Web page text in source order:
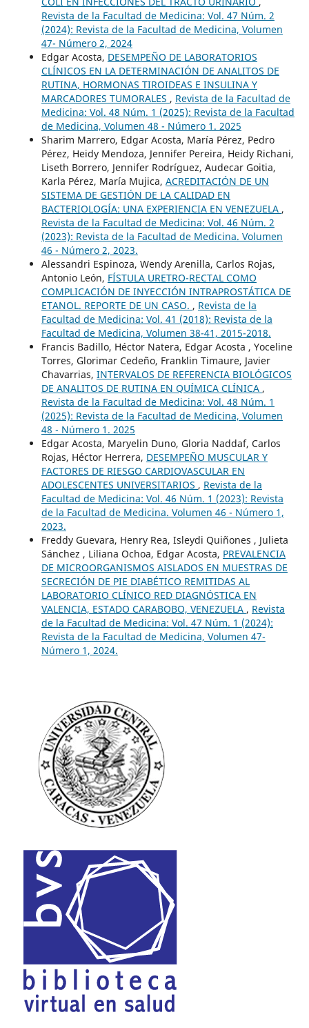
Revista de la Facultad de Medicina: Vol. 47 Núm. 2
(2024): Revista de la Facultad de Medicina, Volumen
47- Número 2, 2024
Edgar Acosta, DESEMPEÑO DE LABORATORIOS
CLÍNICOS EN LA DETERMINACIÓN DE ANALITOS DE
RUTINA, HORMONAS TIROIDEAS E INSULINA Y
MARCADORES TUMORALES , Revista de la Facultad de
Medicina: Vol. 48 Núm. 1 (2025): Revista de la Facultad
de Medicina, Volumen 48 - Número 1. 2025
Sharim Marrero, Edgar Acosta, María Pérez, Pedro
Pérez, Heidy Mendoza, Jennifer Pereira, Heidy Richani,
Liseth Borrero, Jennifer Rodríguez, Audecar Goitia,
Karla Pérez, María Mujica, ACREDITACIÓN DE UN
SISTEMA DE GESTIÓN DE LA CALIDAD EN
BACTERIOLOGÍA: UNA EXPERIENCIA EN VENEZUELA ,
Revista de la Facultad de Medicina: Vol. 46 Núm. 2
(2023): Revista de la Facultad de Medicina. Volumen
46 - Número 2, 2023.
Alessandri Espinoza, Wendy Arenilla, Carlos Rojas,
Antonio León, FÍSTULA URETRO-RECTAL COMO
COMPLICACIÓN DE INYECCIÓN INTRAPROSTÁTICA DE
ETANOL. REPORTE DE UN CASO. , Revista de la
Facultad de Medicina: Vol. 41 (2018): Revista de la
Facultad de Medicina, Volumen 38-41, 2015-2018.
Francis Badillo, Héctor Natera, Edgar Acosta , Yoceline
Torres, Glorimar Cedeño, Franklin Timaure, Javier
Chavarrias, INTERVALOS DE REFERENCIA BIOLÓGICOS
DE ANALITOS DE RUTINA EN QUÍMICA CLÍNICA ,
Revista de la Facultad de Medicina: Vol. 48 Núm. 1
(2025): Revista de la Facultad de Medicina, Volumen
48 - Número 1. 2025
Edgar Acosta, Maryelin Duno, Gloria Naddaf, Carlos
Rojas, Héctor Herrera, DESEMPEÑO MUSCULAR Y
FACTORES DE RIESGO CARDIOVASCULAR EN
ADOLESCENTES UNIVERSITARIOS , Revista de la
Facultad de Medicina: Vol. 46 Núm. 1 (2023): Revista
de la Facultad de Medicina. Volumen 46 - Número 1,
2023.
Freddy Guevara, Henry Rea, Isleydi Quiñones , Julieta
Sánchez , Liliana Ochoa, Edgar Acosta, PREVALENCIA
DE MICROORGANISMOS AISLADOS EN MUESTRAS DE
SECRECIÓN DE PIE DIABÉTICO REMITIDAS AL
LABORATORIO CLÍNICO RED DIAGNÓSTICA EN
VALENCIA, ESTADO CARABOBO, VENEZUELA , Revista
de la Facultad de Medicina: Vol. 47 Núm. 1 (2024):
Revista de la Facultad de Medicina, Volumen 47-
Número 1, 2024.